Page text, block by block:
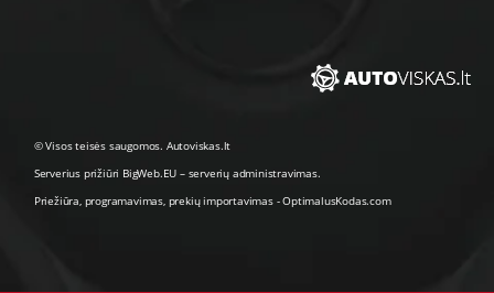
© Visos teisės saugomos. Autoviskas.lt
Serverius prižiūri BigWeb.EU – serverių administravimas.
Priežiūra, programavimas, prekių importavimas-OptimalusKodas.com